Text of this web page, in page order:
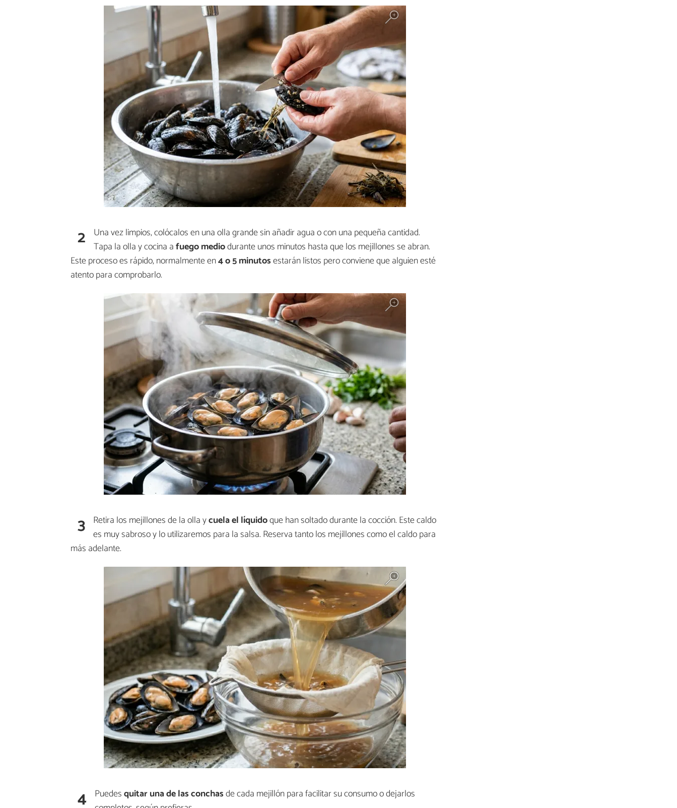
2 Una vez limpios, colócalos en una olla grande sin añadir agua o con una pequeña cantidad.
Tapa la olla y cocina afuego mediodurante unos minutos hasta que los mejillones se abran.
Este proceso es rápido, normalmente en4 o 5 minutosestarán listos pero conviene que alguien esté
atento para comprobarlo.
3 Retira los mejillones de la olla ycuela el líquidoque han soltado durante la cocción. Este caldo
es muy sabroso y lo utilizaremos para la salsa. Reserva tanto los mejillones como el caldo para
más adelante.
4 Puedesquitar una de las conchasde cada mejillón para facilitar su consumo o dejarlos